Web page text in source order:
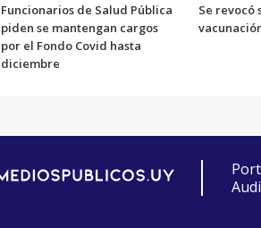
Funcionarios de Salud Pública
piden se mantengan cargos
por el Fondo Covid hasta
diciembre
Se revocó